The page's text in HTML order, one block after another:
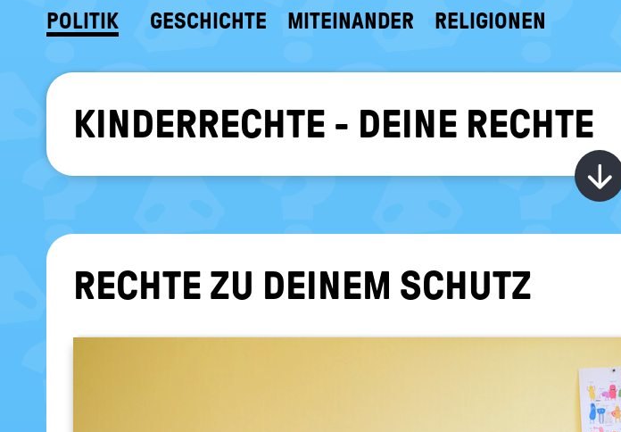
POLITIK GESCHICHTE MITEINANDER RELIGIONEN
KINDERRECHTE - DEINE RECHTE
RECH­TE ZU DEI­NEM SCHUTZ